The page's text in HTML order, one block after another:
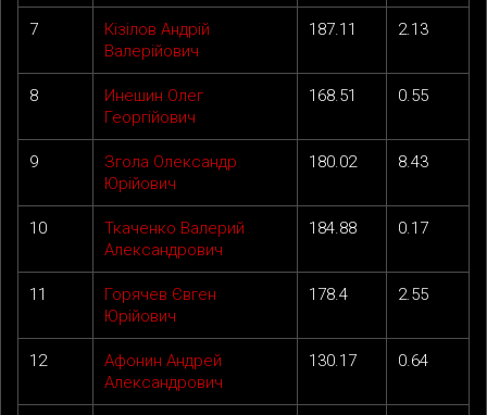
7
Кізілов Андрій
Валерійович
187.11 2.13
8
Инешин Олег
Георгійович
168.51 0.55
9
Згола Олександр
Юрійович
180.02 8.43
10
Ткаченко Валерий
Александрович
184.88 0.17
11
Горячев Євген
Юрійович
178.4 2.55
12
Афонин Андрей
Александрович
130.17 0.64